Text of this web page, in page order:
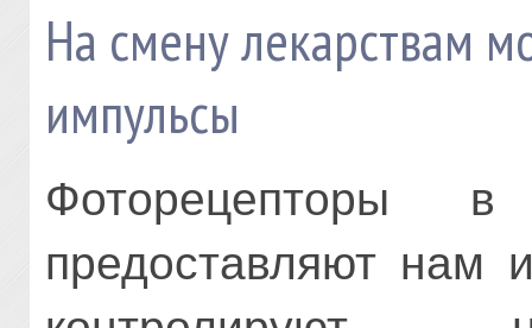
На смену лекарствам
импульсы
Фоторецепторы
предоставляют